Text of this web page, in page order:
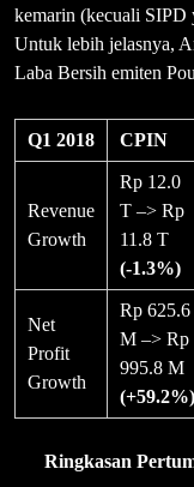
kemarin (kecuali SIPD
Untuk lebih jelasnya,
Laba Bersih emiten
Q1 2018 CPIN
Revenue
Growth
Rp 12.0
T –> Rp
11.8 T
(-1.3%)
Net
Profit
Growth
Rp 625.6
M –> Rp
995.8 M
(+59.2%)
Ringkasan